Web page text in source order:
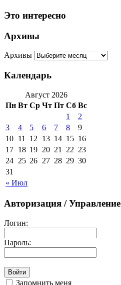
Это интересно
Архивы
Архивы
Календарь
Август 2026
Пн Вт Ср Чт Пт Сб Вс
« Июл
1
2
3
4 5 6 7 8
9
10 11 12 13 14 15 16
17 18 19 20 21 22 23
24 25 26 27 28 29 30
31
Авторизация / Управление
Логин:
Пароль:
Запомнить меня